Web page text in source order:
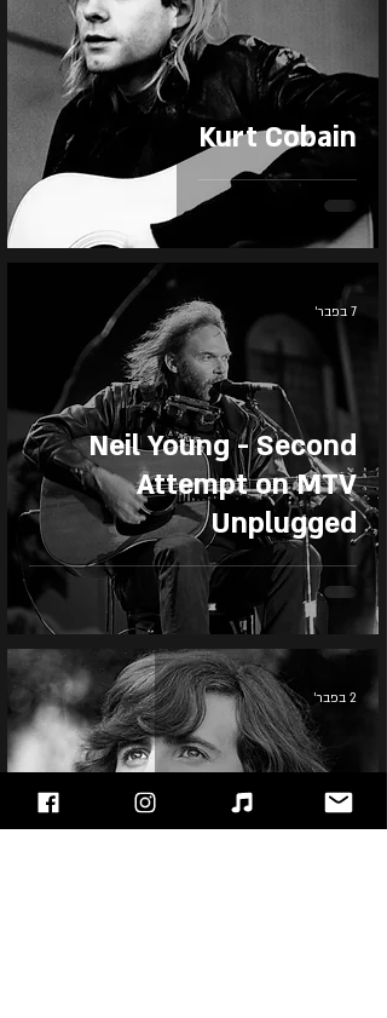
Kurt Cobain
Neil Young - Second
Attempt on MTV
Unplugged
7 בפבר׳
2 בפבר׳